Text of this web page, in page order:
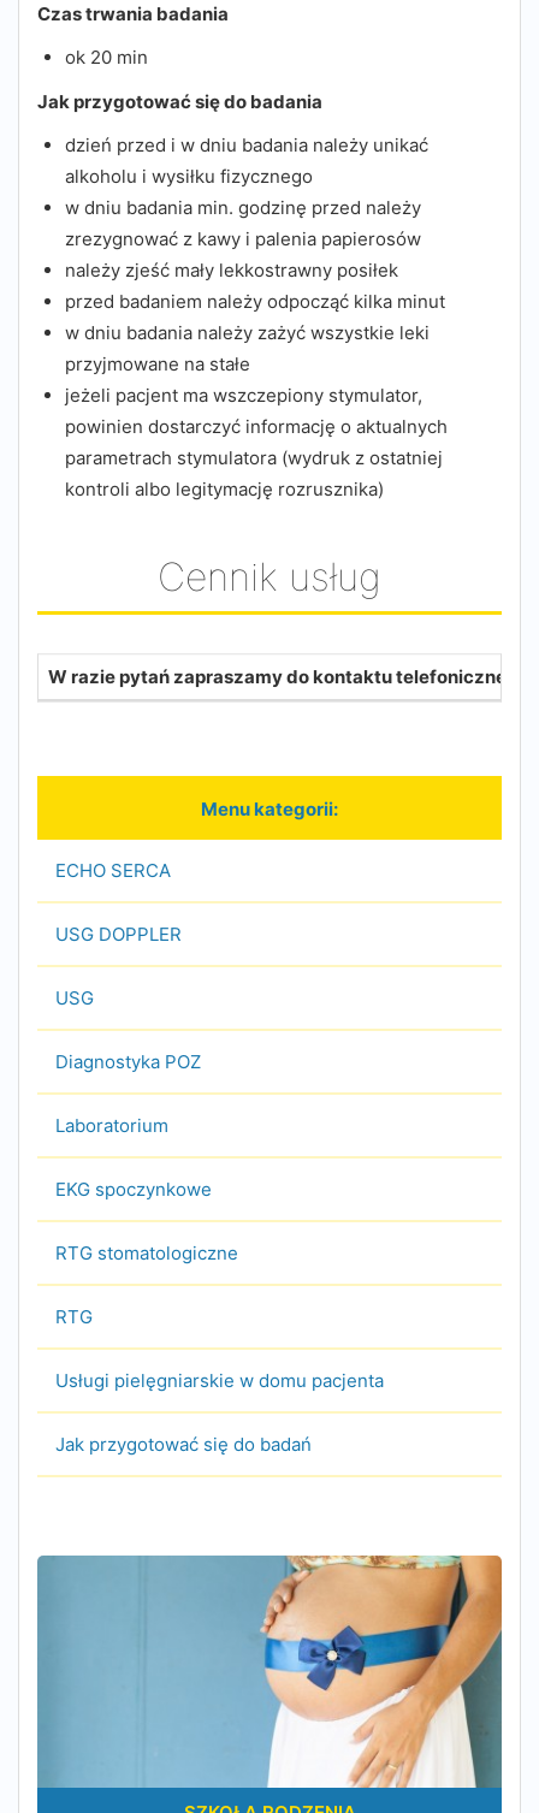
Czas trwania badania
ok 20 min
Jak przygotować się do badania
dzień przed i w dniu badania należy unikać
alkoholu i wysiłku fizycznego
w dniu badania min. godzinę przed należy
zrezygnować z kawy i palenia papierosów
należy zjeść mały lekkostrawny posiłek
przed badaniem należy odpocząć kilka minut
w dniu badania należy zażyć wszystkie leki
przyjmowane na stałe
jeżeli pacjent ma wszczepiony stymulator,
powinien dostarczyć informację o aktualnych
parametrach stymulatora (wydruk z ostatniej
kontroli albo legitymację rozrusznika)
Cennik usług
W razie pytań zapraszamy do kontaktu
ECHO SERCA
USG DOPPLER
USG
Diagnostyka POZ
Laboratorium
EKG spoczynkowe
RTG stomatologiczne
RTG
Usługi pielęgniarskie w domu pacjenta
Jak przygotować się do badań